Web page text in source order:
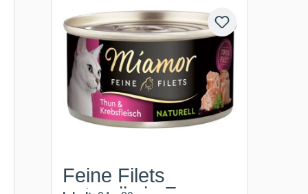
Feine Filets